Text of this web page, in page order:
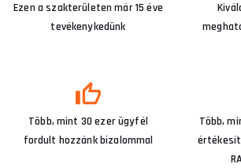
Ezen a szakterületen már 15 éve
tevékenykedünk
Több, mint 30 ezer ügyfél
fordult hozzánk bizalommal
Több,